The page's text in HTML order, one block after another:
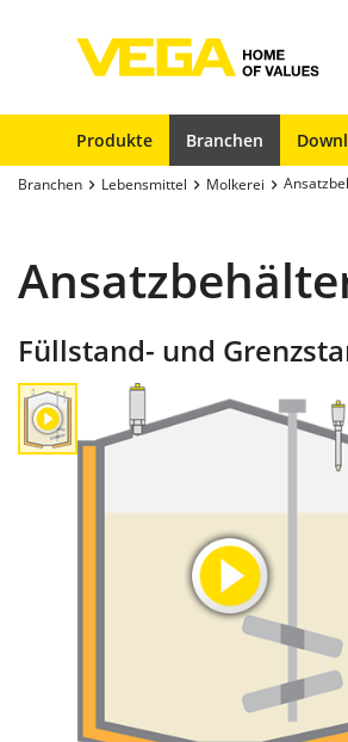
Produkte Branchen
Branchen Lebensmittel Molkerei
Füllstand- und